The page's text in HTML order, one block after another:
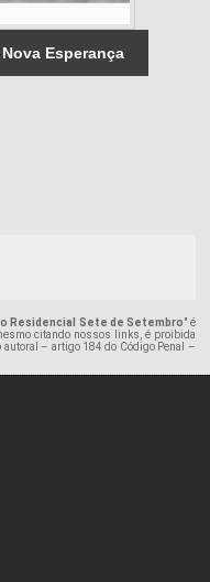
Esperança
Residencial Sete de Setembro" é
citando nossos links, é proibida
autoral – artigo 184 do Código Penal –